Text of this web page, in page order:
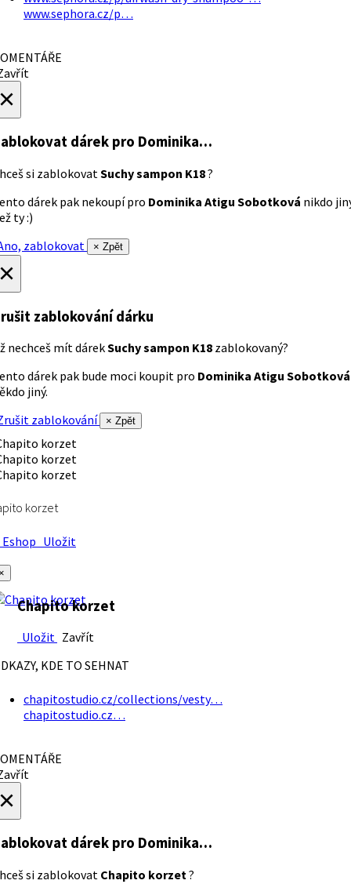
www.sephora.cz/p…
dárek pro Dominika…
si zablokovatSuchy sampon K18?
dárek pak nekoupí pro Dominika Atigu Sobotková nikdo
ty :)
zablokovat
× Zpět
zablokování dárku
nechceš mít dárekSuchy sampon K18 zablokovaný?
dárek pak bude moci koupit pro Dominika Atigu Sobotková
jiný.
zablokování
× Zpět
korzet
Uložit
Chapito korzet
Uložit Zavřít
KDE TO SEHNAT
chapitostudio.cz/collections/vesty…
chapitostudio.cz…
dárek pro Dominika…
si zablokovat Chapito korzet?